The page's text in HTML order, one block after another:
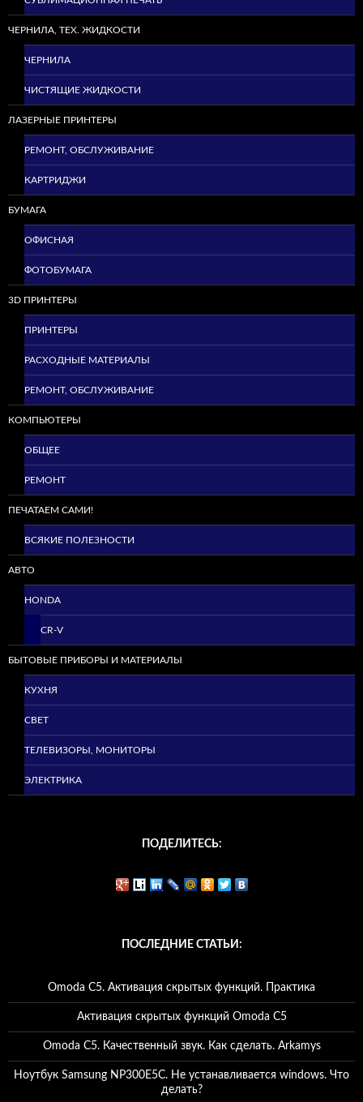
ЧЕРНИЛА, ТЕХ. ЖИДКОСТИ
ЧЕРНИЛА
ЧИСТЯЩИЕ ЖИДКОСТИ
ЛАЗЕРНЫЕ ПРИНТЕРЫ
РЕМОНТ, ОБСЛУЖИВАНИЕ
КАРТРИДЖИ
БУМАГА
ОФИСНАЯ
ФОТОБУМАГА
3D ПРИНТЕРЫ
ПРИНТЕРЫ
РАСХОДНЫЕ МАТЕРИАЛЫ
РЕМОНТ, ОБСЛУЖИВАНИЕ
КОМПЬЮТЕРЫ
ОБЩЕЕ
РЕМОНТ
ПЕЧАТАЕМ САМИ!
ВСЯКИЕ ПОЛЕЗНОСТИ
АВТО
HONDA
CR-V
БЫТОВЫЕ ПРИБОРЫ И МАТЕРИАЛЫ
КУХНЯ
СВЕТ
ТЕЛЕВИЗОРЫ, МОНИТОРЫ
ЭЛЕКТРИКА
ПОДЕЛИТЕСЬ:
ПОСЛЕДНИЕ СТАТЬИ:
Omoda C5. Активация скрытых функций. Практика
Активация скрытых функций Omoda C5
Omoda C5. Качественный звук. Как сделать. Arkamys
Ноутбук Samsung NP300E5C. Не устанавливается windows. Что
делать?